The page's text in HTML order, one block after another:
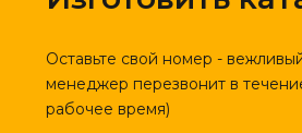
Оставьте свой номер -
менеджер перезвонит в
рабочее время)